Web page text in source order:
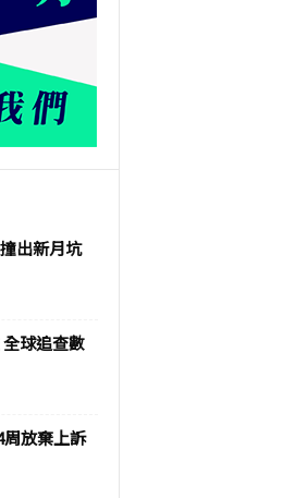
出新月坑
球追查數
放棄上訴